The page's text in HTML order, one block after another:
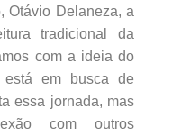
Otávio Delaneza, a
tradicional da
com a ideia do
está em busca de
essa jornada, mas
com outros